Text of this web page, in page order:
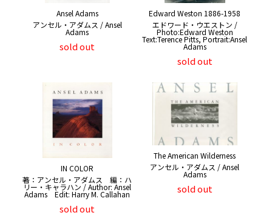
Ansel Adams
アンセル・アダムス / Ansel
Adams
sold out
Edward Weston 1886-1958
エドワード・ウエストン /
Photo:Edward Weston
Text:Terence Pitts, Portrait:Ansel
Adams
sold out
IN COLOR
著：アンセル・アダムス 編：ハ
リー・キャラハン / Author: Ansel
Adams Edit: Harry M. Callahan
sold out
The American Wilderness
アンセル・アダムス / Ansel
Adams
sold out